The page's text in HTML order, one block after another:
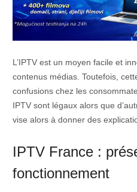
L’IPTV est un moyen facile et
contenus médias. Toutefois,
confusions chez les
IPTV sont légaux alors que
vise alors à donner des
IPTV France :
fonctionnement